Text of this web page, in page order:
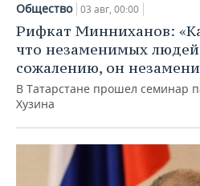
Общество 03 авг, 00:00
Рифкат Минниханов:
что незаменимых людей
сожалению, он
В Татарстане прошел семинар
Хузина